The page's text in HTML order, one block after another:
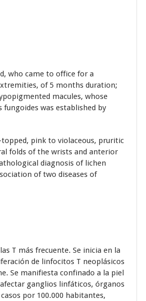
who came to office for a
of 5 months duration;
macules, whose
was established by
pink to violaceous, pruritic
folds of the wrists and anterior
diagnosis of lichen
of two diseases of
T más frecuente. Se inicia en la
de linfocitos T neoplásicos
Se manifiesta confinado a la piel
ganglios linfáticos, órganos
por 100.000 habitantes,